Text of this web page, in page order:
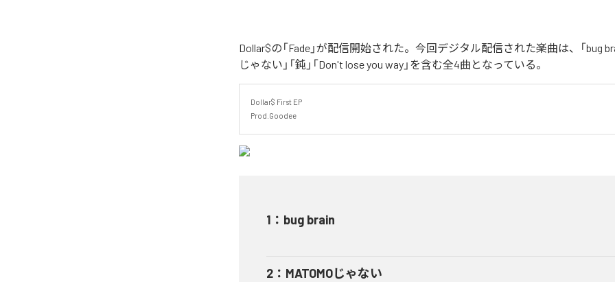
Dollar$の「Fade」が配信開始された。今回デジタル配信された楽曲は、「bug
じゃない」「鈍」「Don't lose you way」を含む全4曲となっている。
Dollar$ First EP
Prod.Goodee
1 ： bug brain
2 ： MATOMOじゃない